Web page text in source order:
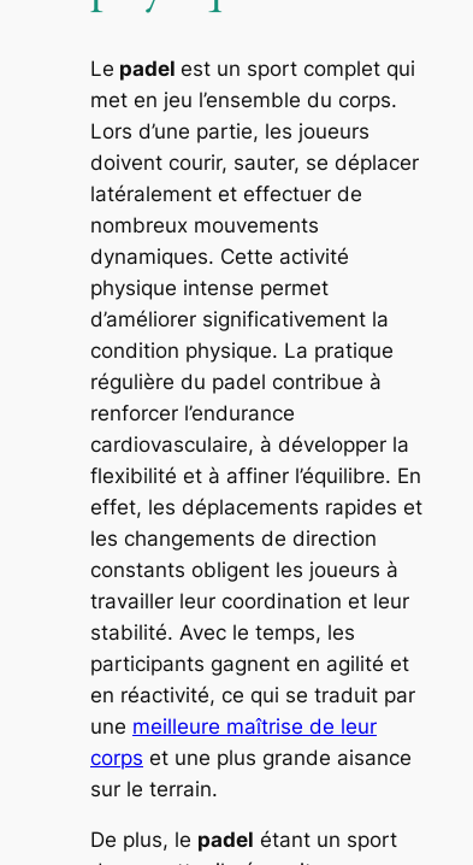
Le padel est un sport complet qui
met en jeu l’ensemble du corps.
Lors d’une partie, les joueurs
doivent courir, sauter, se déplacer
latéralement et effectuer de
nombreux mouvements
dynamiques. Cette activité
physique intense permet
d’améliorer significativement la
condition physique. La pratique
régulière du padel contribue à
renforcer l’endurance
cardiovasculaire, à développer la
flexibilité et à affiner l’équilibre. En
effet, les déplacements rapides et
les changements de direction
constants obligent les joueurs à
travailler leur coordination et leur
stabilité. Avec le temps, les
participants gagnent en agilité et
en réactivité, ce qui se traduit par
une meilleure maîtrise de leur
corps et une plus grande aisance
sur le terrain.
De plus, le padel étant un sport